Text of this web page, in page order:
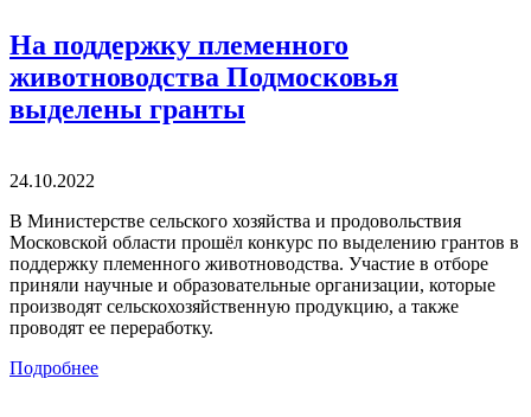
На поддержку племенного
животноводства Подмосковья
выделены гранты
24.10.2022
В Министерстве сельского хозяйства и продовольствия
Московской области прошёл конкурс по выделению грантов в
поддержку племенного животноводства. Участие в отборе
приняли научные и образовательные организации, которые
производят сельскохозяйственную продукцию, а также
проводят ее переработку.
Подробнее